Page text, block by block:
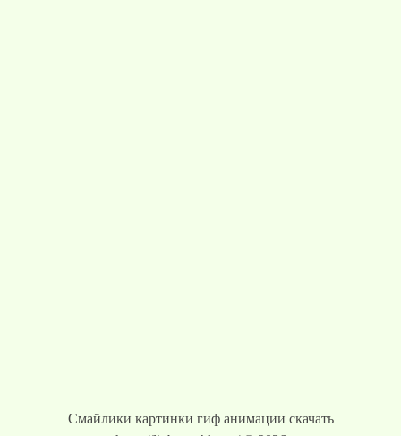
Смайлики картинки гиф анимации скачать